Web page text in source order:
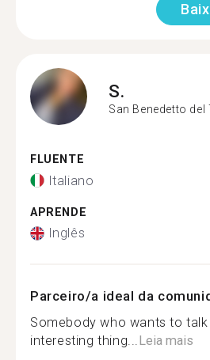
S.
San Benedetto del
FLUENTE
Italiano
APRENDE
Inglês
Parceiro/a ideal da
Somebody who wants to
interesting thing...Leia mais